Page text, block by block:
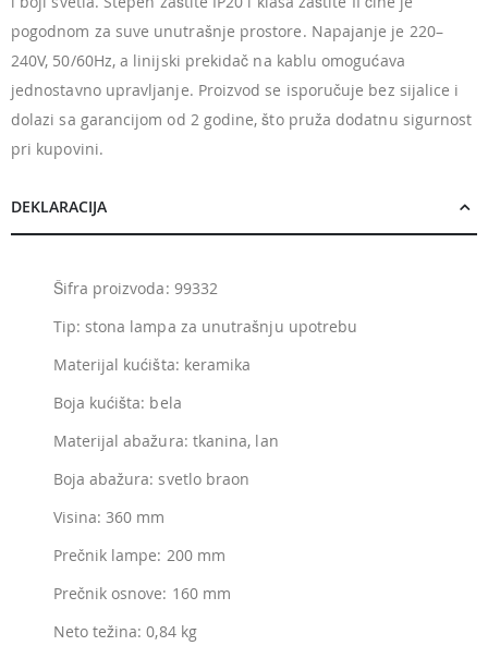
pogodnom za suve unutrašnje prostore. Napajanje je 220–
240V, 50/60Hz, a linijski prekidač na kablu omogućava
jednostavno upravljanje. Proizvod se isporučuje bez sijalice i
dolazi sa garancijom od 2 godine, što pruža dodatnu sigurnost
pri kupovini.
DEKLARACIJA
Šifra proizvoda: 99332
Tip: stona lampa za unutrašnju upotrebu
Materijal kućišta: keramika
Boja kućišta: bela
Materijal abažura: tkanina, lan
Boja abažura: svetlo braon
Visina: 360 mm
Prečnik lampe: 200 mm
Prečnik osnove: 160 mm
Neto težina: 0,84 kg